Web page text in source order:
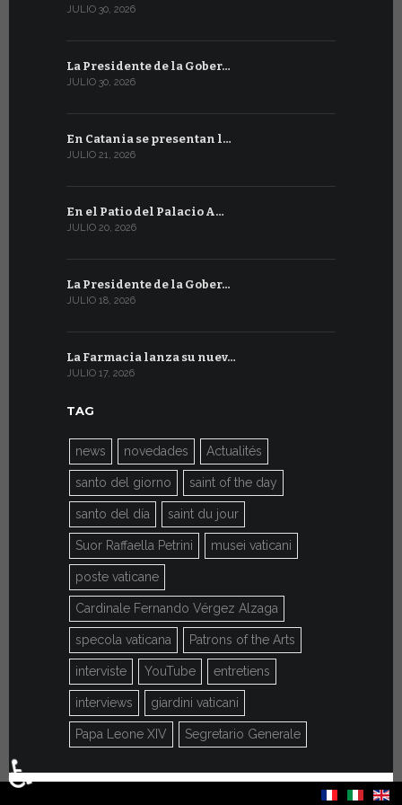
JULIO 30, 2026
La Presidente de la Gober…
JULIO 30, 2026
En Catania se presentan l…
JULIO 21, 2026
En el Patio del Palacio A…
JULIO 20, 2026
La Presidente de la Gober…
JULIO 18, 2026
La Farmacia lanza su nuev…
JULIO 17, 2026
TAG
news novedades Actualités
santo del giorno saint of the day
santo del día saint du jour
Suor Raffaella Petrini musei vaticani
poste vaticane
Cardinale Fernando Vérgez Alzaga
specola vaticana Patrons of the Arts
interviste YouTube entretiens
interviews giardini vaticani
Papa Leone XIV Segretario Generale
Seleccione su idioma